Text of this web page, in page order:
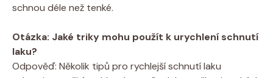
schnou déle než tenké.
Otázka: Jaké triky mohu použít k urychlení schnutí
laku?
Odpověď: Několik tipů pro rychlejší schnutí laku